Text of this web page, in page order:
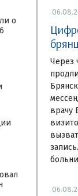
о
Через
врачу